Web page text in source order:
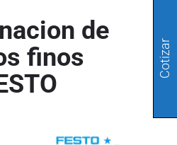
de
finos
Cotizar